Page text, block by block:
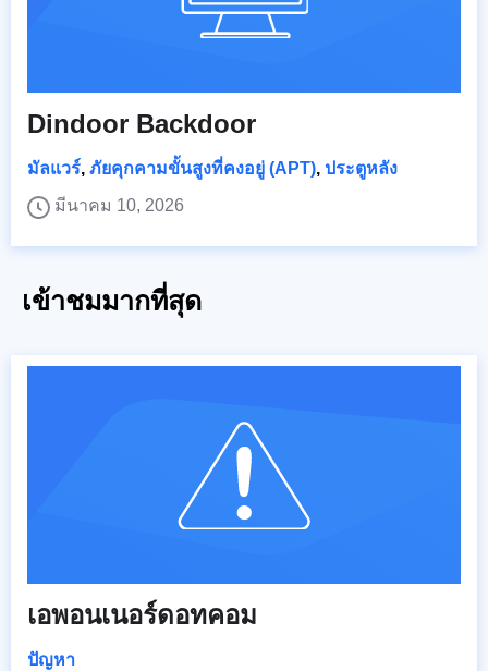
Dindoor Backdoor
มัลแวร์, ภัยคุกคามขั้นสูงที่คงอยู่ (APT), ประตูหลัง
มีนาคม 10, 2026
เข้าชมมากที่สุด
เอพอนเนอร์ดอทคอม
ปัญหา